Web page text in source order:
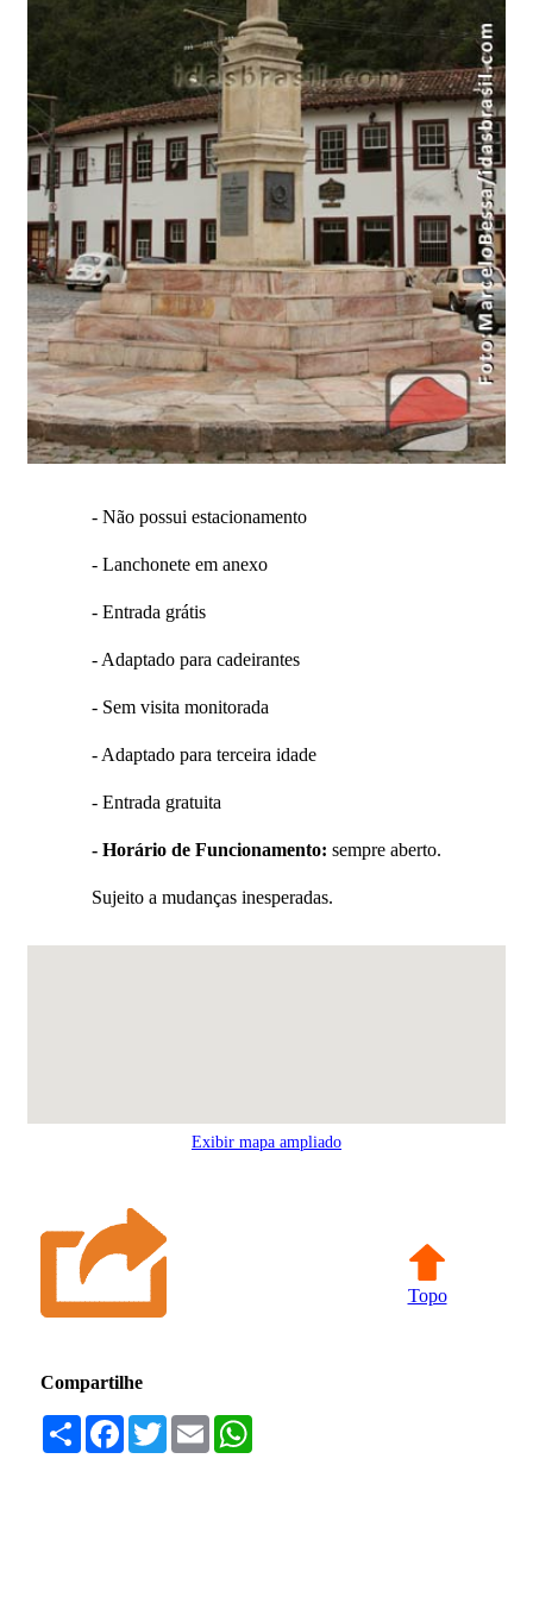
- Não possui estacionamento
- Lanchonete em anexo
- Entrada grátis
- Adaptado para cadeirantes
- Sem visita monitorada
- Adaptado para terceira idade
- Entrada gratuita
- Horário de Funcionamento: sempre aberto.
Sujeito a mudanças inesperadas.
Exibir mapa ampliado
Topo
Compartilhe
Compartilhar
Facebook
TwitterEmail